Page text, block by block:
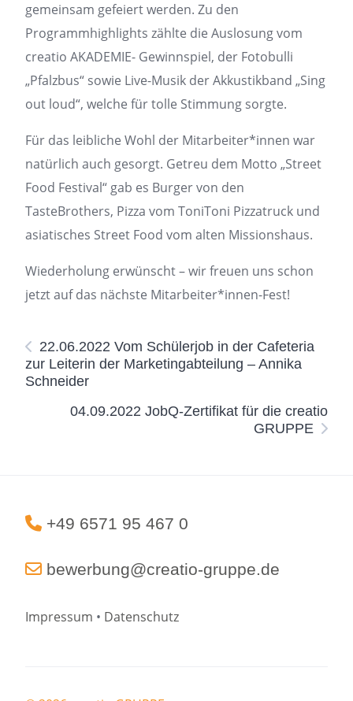
gemeinsam gefeiert werden. Zu den
Programmhighlights zählte die Auslosung vom
creatio AKADEMIE- Gewinnspiel, der Fotobulli
„Pfalzbus“ sowie Live-Musik der Akkustikband „Sing
out loud“, welche für tolle Stimmung sorgte.
Für das leibliche Wohl der Mitarbeiter*innen war
natürlich auch gesorgt. Getreu dem Motto „Street
Food Festival“ gab es Burger von den
TasteBrothers, Pizza vom ToniToni Pizzatruck und
asiatisches Street Food vom alten Missionshaus.
Wiederholung erwünscht – wir freuen uns schon
jetzt auf das nächste Mitarbeiter*innen-Fest!
22.06.2022 Vom Schülerjob in der Cafeteria
zur Leiterin der Marketingabteilung – Annika
Schneider
04.09.2022 JobQ-Zertifikat für die creatio
GRUPPE
+49 6571 95 467 0
bewerbung@creatio-gruppe.de
Impressum • Datenschutz